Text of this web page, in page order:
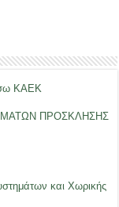
ΚΑΕΚ
ΠΡΟΣΚΛΗΣΗΣ
και Χωρικής